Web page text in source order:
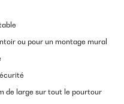
ou pour un montage mural
de large sur tout le pourtour